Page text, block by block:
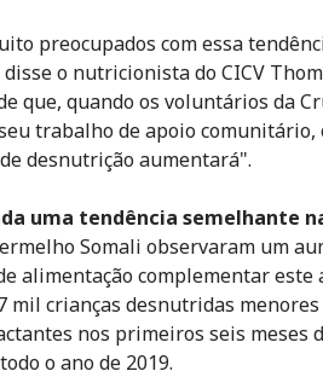
preocupados com essa
o nutricionista do CICV
que, quando os voluntários da
trabalho de apoio comunitário,
desnutrição aumentará".
uma tendência semelhante
Somali observaram um
alimentação complementar este
mil crianças desnutridas
nos primeiros seis meses
o ano de 2019.